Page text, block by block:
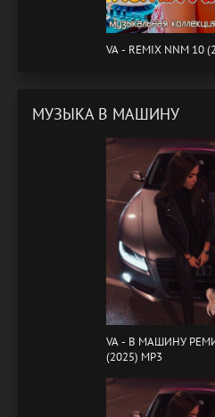
VA - REMIX NNM 10
МУЗЫКА В МАШИНУ
VA - B МАШИНУ
(2025) MP3